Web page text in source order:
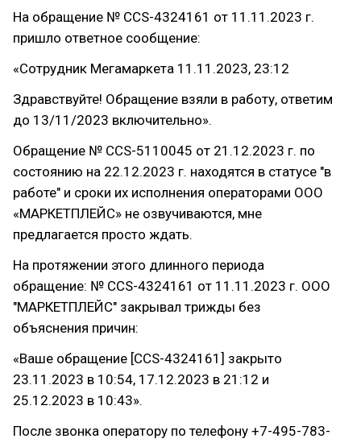
На обращение № CCS-4324161 от 11.11.2023 г.
пришло ответное сообщение:
«Сотрудник Мегамаркета 11.11.2023, 23:12
Здравствуйте! Обращение взяли в работу, ответим
до 13/11/2023 включительно».
Обращение № CCS-5110045 от 21.12.2023 г. по
состоянию на 22.12.2023 г. находятся в статусе "в
работе" и сроки их исполнения операторами ООО
«МАРКЕТПЛЕЙС» не озвучиваются, мне
предлагается просто ждать.
На протяжении этого длинного периода
обращение: № CCS-4324161 от 11.11.2023 г. ООО
"МАРКЕТПЛЕЙС" закрывал трижды без
объяснения причин:
«Ваше обращение [CCS-4324161] закрыто
23.11.2023 в 10:54, 17.12.2023 в 21:12 и
25.12.2023 в 10:43».
После звонка оператору по телефону +7-495-783-